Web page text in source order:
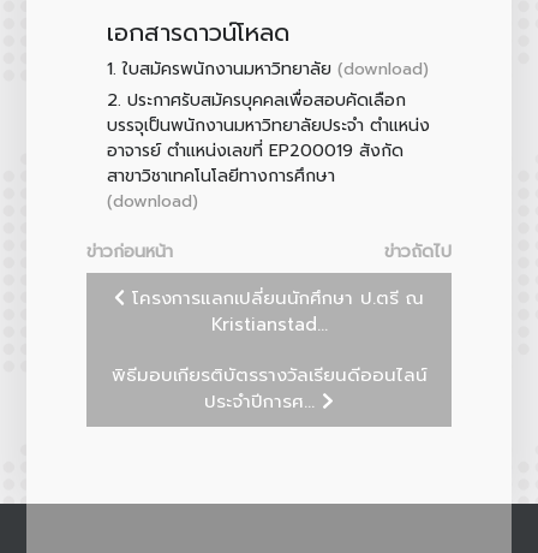
เอกสารดาวน์โหลด
1.ใบสมัครพนักงานมหาวิทยาลัย (download)
2. ประกาศรับสมัครบุคคลเพื่อสอบคัดเลือก
บรรจุเป็นพนักงานมหาวิทยาลัยประจำ ตำแหน่ง
อาจารย์ ตำแหน่งเลขที่ EP200019 สังกัด
สาขาวิชาเทคโนโลยีทางการศึกษา
(download)
ข่าวก่อนหน้า
ข่าวถัดไป
โครงการแลกเปลี่ยนนักศึกษา ป.ตรี ณ
Kristianstad...
พิธีมอบเกียรติบัตรรางวัลเรียนดีออนไลน์
ประจำปีการศ...